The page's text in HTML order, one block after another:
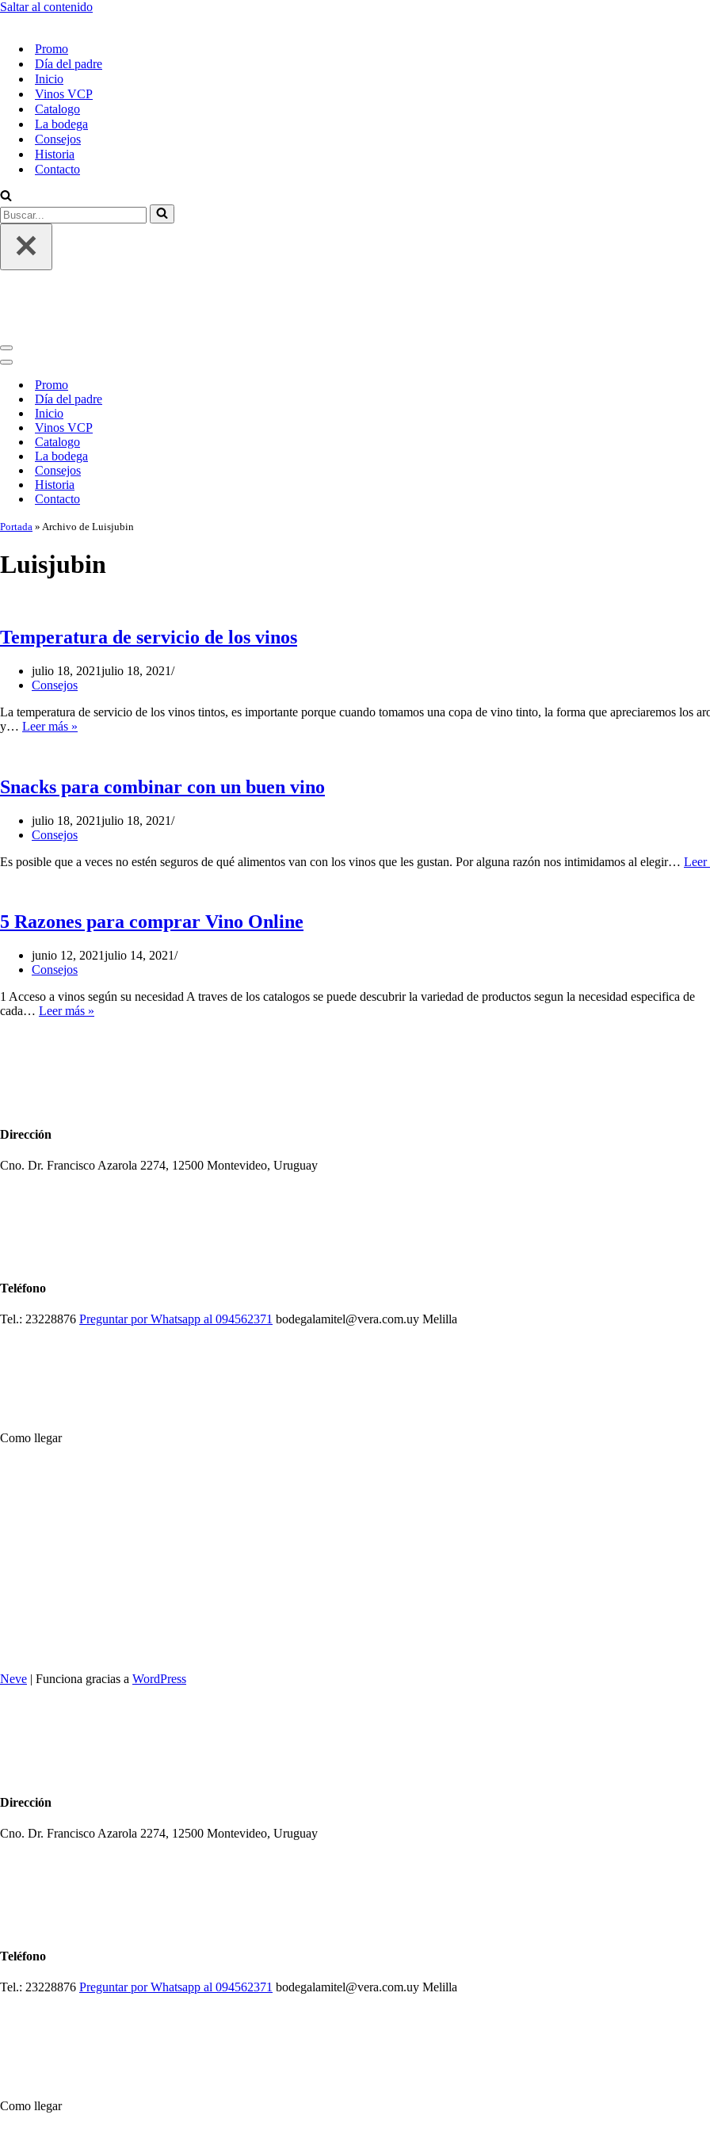
Saltar al contenido
Promo
Día del padre
Inicio
Vinos VCP
Catalogo
La bodega
Consejos
Historia
Contacto
Buscar...
Menú
de
Menú
navegación
Promo
Día del padre
Inicio
Vinos VCP
Catalogo
La bodega
Consejos
Historia
Contacto
Portada » Archivo de Luisjubin
Luisjubin
Temperatura de servicio de los vinos
julio 18, 2021julio 18, 2021
Consejos
La temperatura de servicio de los vinos tintos, es importante porque cuando tomamos una copa de vino tinto, la forma que apreciaremos los
y… Leer más »
los
vinos
Snacks para combinar con un buen vino
julio 18, 2021julio 18, 2021
Consejos
Es posible que a veces no estén seguros de qué alimentos van con los vinos que les gustan. Por alguna razón nos intimidamos al elegir… Leer
5 Razones para comprar Vino Online
junio 12, 2021julio 14, 2021
Consejos
1 Acceso a vinos según su necesidad A traves de los catalogos se puede descubrir la variedad de productos segun la necesidad especifica de
cada… Leer más »
Dirección
Cno. Dr. Francisco Azarola 2274, 12500 Montevideo, Uruguay
Teléfono
Tel.: 23228876 Preguntar por Whatsapp al 094562371 bodegalamitel@vera.com.uy Melilla
Como llegar
Neve | Funciona gracias a WordPress
Dirección
Cno. Dr. Francisco Azarola 2274, 12500 Montevideo, Uruguay
Teléfono
Tel.: 23228876 Preguntar por Whatsapp al 094562371 bodegalamitel@vera.com.uy Melilla
Como llegar